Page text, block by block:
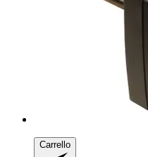
Carrello